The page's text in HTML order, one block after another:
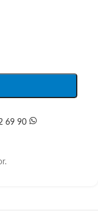
69 90